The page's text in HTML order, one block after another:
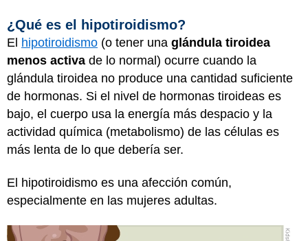
¿Qué es el hipotiroidismo?
El hipotiroidismo (o tener una glándula tiroidea
menos activa de lo normal) ocurre cuando la
glándula tiroidea no produce una cantidad suficiente
de hormonas. Si el nivel de hormonas tiroideas es
bajo, el cuerpo usa la energía más despacio y la
actividad química (metabolismo) de las células es
más lenta de lo que debería ser.
El hipotiroidismo es una afección común,
especialmente en las mujeres adultas.